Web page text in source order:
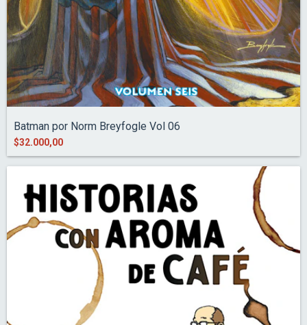
Batman por Norm Breyfogle Vol 06
$32.000,00